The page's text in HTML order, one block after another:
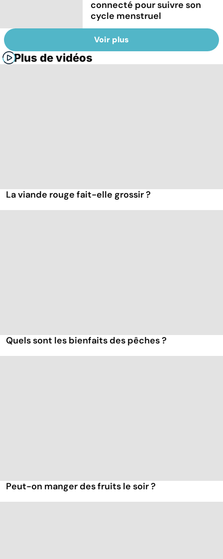
connecté pour suivre son
cycle menstruel
Voir plus
Plus de vidéos
La viande rouge fait-elle grossir ?
Quels sont les bienfaits des pêches ?
Peut-on manger des fruits le soir ?